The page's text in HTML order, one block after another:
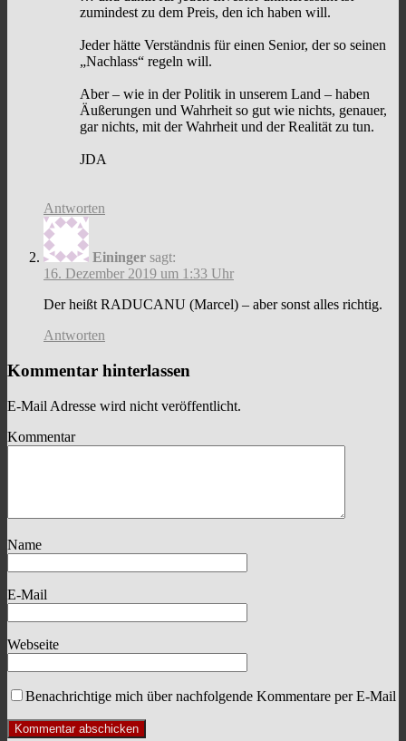
zumindest zu dem Preis, den ich haben will.
Jeder hätte Verständnis für einen Senior, der so seinen
„Nachlass“ regeln will.
Aber – wie in der Politik in unserem Land – haben
Äußerungen und Wahrheit so gut wie nichts, genauer,
gar nichts, mit der Wahrheit und der Realität zu tun.
JDA
Antworten
Eininger sagt:
16. Dezember 2019 um 1:33 Uhr
Der heißt RADUCANU (Marcel) – aber sonst alles richtig.
Antworten
Kommentar hinterlassen
E-Mail Adresse wird nicht veröffentlicht.
Kommentar
Name
E-Mail
Webseite
Benachrichtige mich über nachfolgende Kommentare per E-Mail